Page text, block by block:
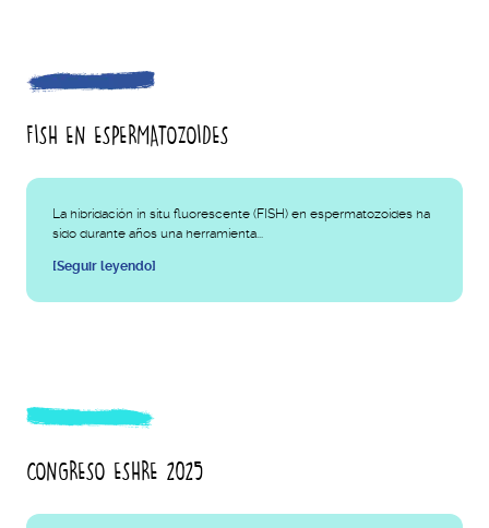
FISH EN ESPERMATOZOIDES
La hibridación in situ fluorescente (FISH) en espermatozoides ha
sido durante años una herramienta...
[Seguir leyendo]
CONGRESO ESHRE 2025